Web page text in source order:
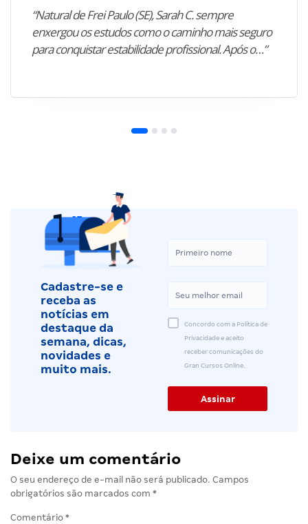
“Natural de Frei Paulo (SE), Sarah C. sempre
enxergou os estudos como o caminho mais seguro
para conquistar estabilidade profissional. Após o…”
Cadastre-se e
receba as
notícias em
destaque da
semana, dicas,
novidades e
muito mais.
Concordo com a Política de
Privacidade e aceito
receber comunicações do
Gran Cursos Online.
Deixe um comentário
O seu endereço de e-mail não será publicado. Campos
obrigatórios são marcados com *
Comentário *